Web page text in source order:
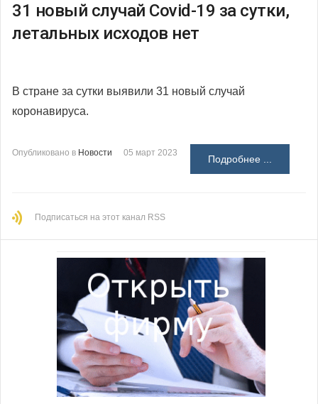
31 новый случай Covid-19 за сутки,
летальных исходов нет
В стране за сутки выявили 31 новый случай
коронавируса.
Опубликовано в Новости 05 март 2023
Подробнее ...
Подписаться на этот канал RSS